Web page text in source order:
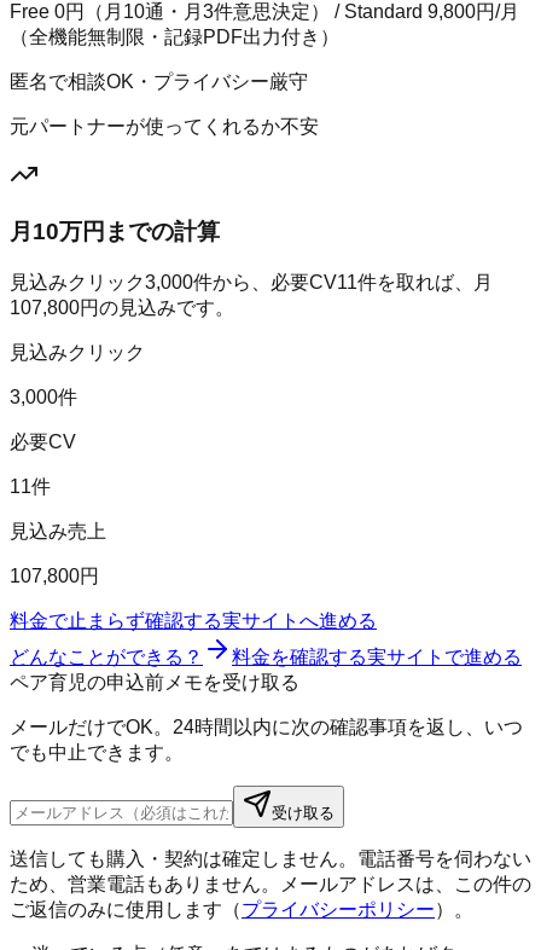
Free 0円（月10通・月3件意思決定） / Standard 9,800円/月
（全機能無制限・記録PDF出力付き）
匿名で相談OK・プライバシー厳守
元パートナーが使ってくれるか不安
月10万円までの計算
見込みクリック3,000件から、必要CV11件を取れば、月
107,800円の見込みです。
見込みクリック
3,000件
必要CV
11件
見込み売上
107,800円
料金で止まらず確認する実サイトへ進める
どんなことができる？
料金を確認する実サイトで進める
ペア育児の申込前メモを受け取る
メールだけでOK。24時間以内に次の確認事項を返し、いつ
でも中止できます。
受け取る
送信しても購入・契約は確定しません。電話番号を伺わない
ため、営業電話もありません。メールアドレスは、この件の
ご返信のみに使用します（プライバシーポリシー）。